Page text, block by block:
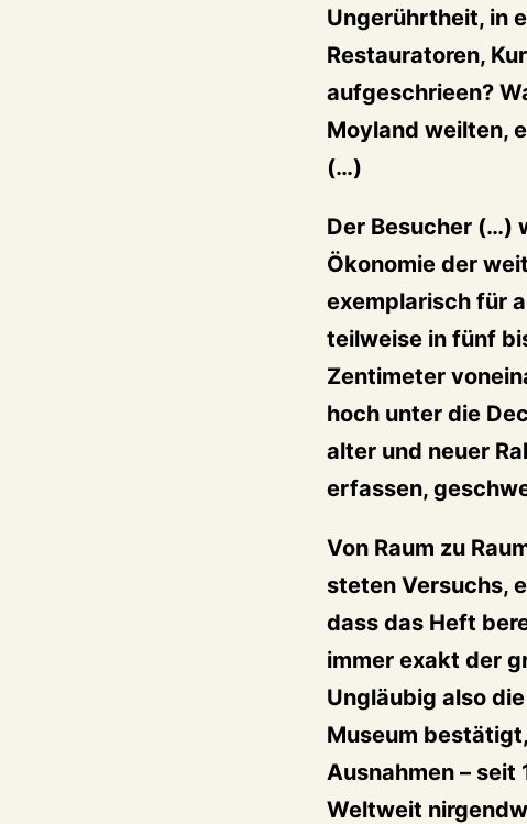
Ungerührtheit, in
Restauratoren,
aufgeschrieen?
Moyland weilten,
(…)
Der Besucher (…)
Ökonomie der
exemplarisch für
teilweise in fünf
Zentimeter
hoch unter die
alter und neuer
erfassen,
Von Raum zu
steten Versuchs,
dass das Heft
immer exakt der
Ungläubig also
Museum
Ausnahmen – seit
Weltweit